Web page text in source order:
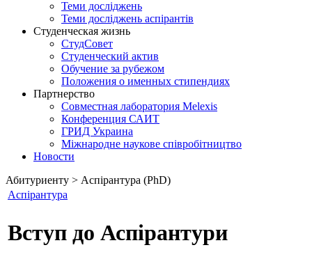
Теми досліджень
Теми досліджень аспірантів
Студенческая жизнь
СтудСовет
Студенческий актив
Обучение за рубежом
Положения о именных стипендиях
Партнерство
Совместная лаборатория Melexis
Конференция САИТ
ГРИД Украина
Міжнародне наукове співробітництво
Новости
Абитуриенту > Aспірантура (PhD)
Аспірантура
Вступ до Аспірантури